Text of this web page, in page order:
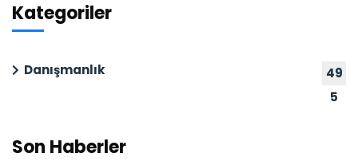
Kategoriler
Danışmanlık
49
5
Son Haberler